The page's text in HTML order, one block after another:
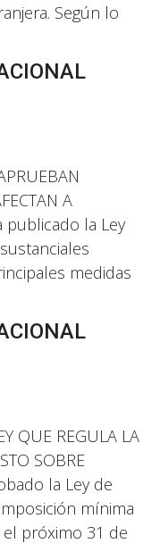
Según lo
A
publicado la Ley
medidas
QUE REGULA LA
SOBRE
la Ley de
mínima
el próximo 31 de